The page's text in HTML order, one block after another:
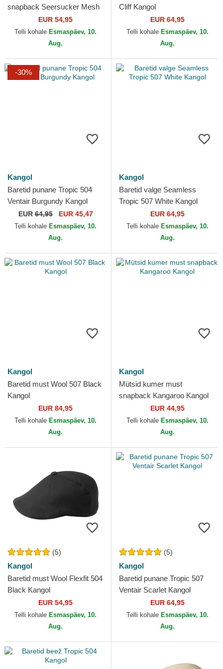
snapback Seersucker Mesh
Black KangolEUR 54,95
Telli kohale Esmaspäev, 10.
Aug.
Cliff Kangol
EUR 64,95
Telli kohale Esmaspäev, 10.
Aug.
-30%
Kangol
Baretid punane Tropic 504
Ventair Burgundy Kangol
EUR64,95 EUR 45,47
Telli kohale Esmaspäev, 10.
Aug.
Kangol
Baretid valge Seamless
Tropic 507 White Kangol
EUR 64,95
Telli kohale Esmaspäev, 10.
Aug.
Kangol
Baretid must Wool 507 Black
Kangol
EUR 84,95
Telli kohale Esmaspäev, 10.
Aug.
Kangol
Mütsid kumer must
snapback Kangaroo Kangol
EUR 44,95
Telli kohale Esmaspäev, 10.
Aug.
(5)
Kangol
Baretid must Wool Flexfit 504
Black Kangol
EUR 54,95
Telli kohale Esmaspäev, 10.
Aug.
(5)
Kangol
Baretid punane Tropic 507
Ventair Scarlet Kangol
EUR 64,95
Telli kohale Esmaspäev, 10.
Aug.